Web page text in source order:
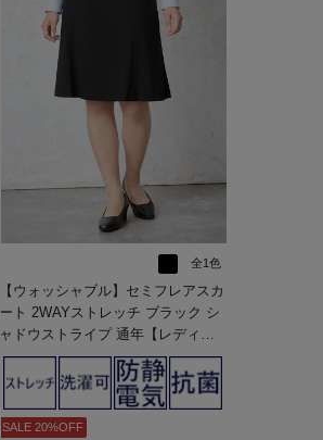
全1色
【ウォッシャブル】セミフレアスカ
ート 2WAYストレッチ ブラック シ
ャドウストライプ 通年【レディー
ス】
SALE 20%OFF